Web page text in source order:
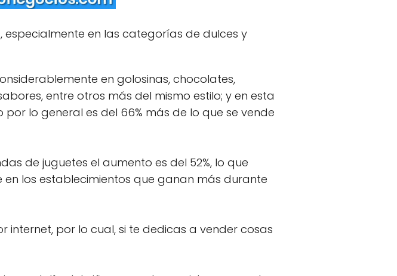
especialmente en las categorías de dulces y
en golosinas, chocolates,
entre otros más del mismo estilo; y en esta
lo general es del 66% más de lo que se vende
de juguetes el aumento es del 52%, lo que
en los establecimientos que ganan más durante
por lo cual, si te dedicas a vender cosas